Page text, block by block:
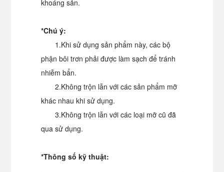
khoáng sản.
*Chú ý:
1.Khi sử dụng sản phẩm này, các bộ
phận bôi trơn phải được làm sạch để tránh
nhiễm bẩn.
2.Không trộn lẫn với các sản phẩm mỡ
khác nhau khi sử dụng.
3.Không trộn lẫn với các loại mỡ cũ đã
qua sử dụng.
*Thông số kỹ thuật: